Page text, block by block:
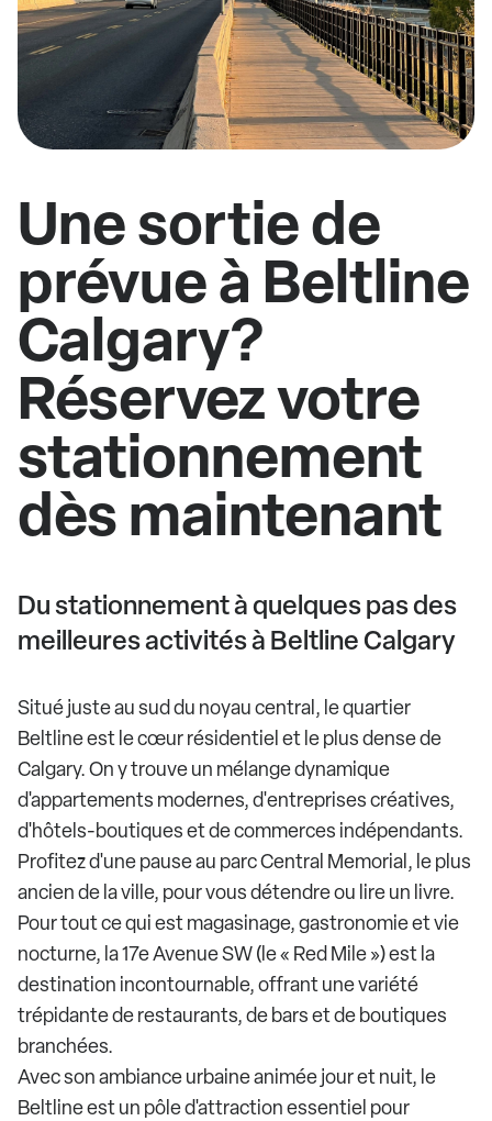
Une sortie de
prévue à Beltline
Calgary?
Réservez votre
stationnement
dès maintenant
Du stationnement à quelques pas des
meilleures activités à Beltline Calgary
Situé juste au sud du noyau central, le quartier
Beltline est le cœur résidentiel et le plus dense de
Calgary. On y trouve un mélange dynamique
d'appartements modernes, d'entreprises créatives,
d'hôtels-boutiques et de commerces indépendants.
Profitez d'une pause au parc Central Memorial, le plus
ancien de la ville, pour vous détendre ou lire un livre.
Pour tout ce qui est magasinage, gastronomie et vie
nocturne, la 17e Avenue SW (le « Red Mile ») est la
destination incontournable, offrant une variété
trépidante de restaurants, de bars et de boutiques
branchées.
Avec son ambiance urbaine animée jour et nuit, le
Beltline est un pôle d'attraction essentiel pour